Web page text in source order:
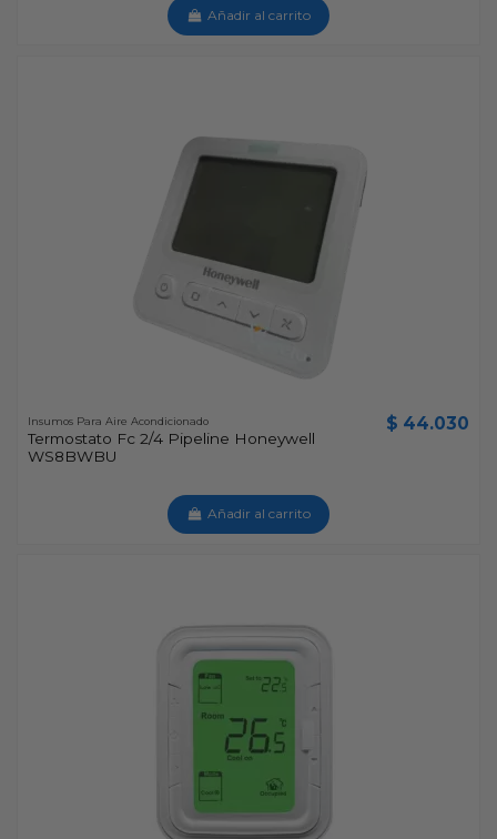
Añadir al carrito
Insumos Para Aire Acondicionado
Termostato Fc 2/4 Pipeline Honeywell
WS8BWBU
$ 44.030
Añadir al carrito